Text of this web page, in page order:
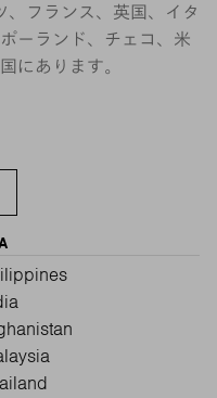
、フランス、英国、イタ
ーランド、チェコ、米
にあります。